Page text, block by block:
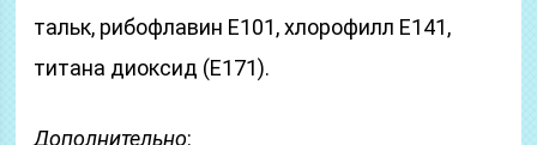
тальк, рибофлавин Е101, хлорофилл E141,
титана диоксид (Е171).
Дополнительно: